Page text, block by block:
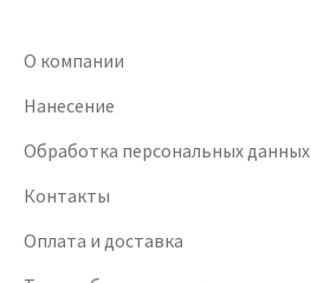
О компании
Нанесение
Обработка персональных данных
Контакты
Оплата и доставка